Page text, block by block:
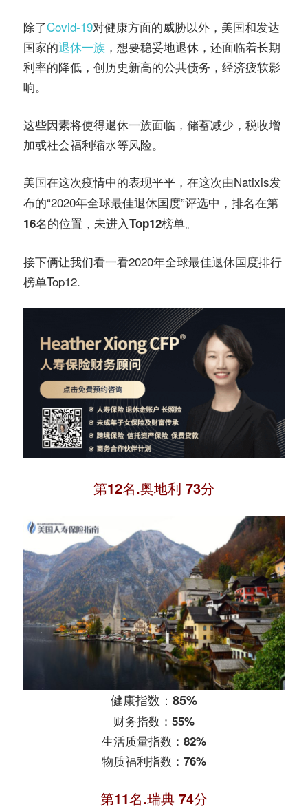
©️
除了Covid-19对健康方面的威胁以外，美国和发达
国家的退休一族 ，想要稳妥地退休，还面临着长期
利率的降低，创历史新高的公共债务，经济疲软影
响。
这些因素将使得退休一族面临，储蓄减少，税收增
加或社会福利缩水等风险。
美国在这次疫情中的表现平平，在这次由Natixis发
布的“2020年全球最佳退休国度”评选中， 排名在第
16名的位置，未进入Top12榜单。
接下俩让我们看一看2020年全球最佳退休国度排行
榜单Top12.
第12名.奥地利 73分
健康指数：85%
财务指数：55%
生活质量指数：82%
物质福利指数：76%
第11名.瑞典 74分